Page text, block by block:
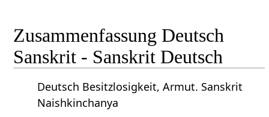
Zusammenfassung Deutsch
Sanskrit - Sanskrit Deutsch
Deutsch Besitzlosigkeit, Armut. Sanskrit
Naishkinchanya